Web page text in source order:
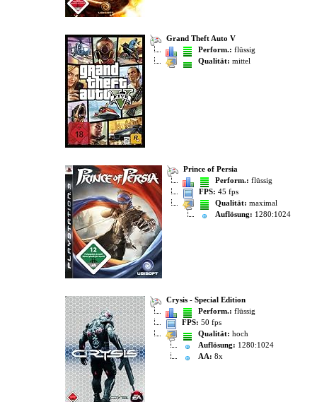
Grand Theft Auto V
Perform.: flüssig
Qualität: mittel
Prince of Persia
Perform.: flüssig
FPS: 45 fps
Qualität: maximal
Auflösung: 1280:1024
Crysis - Special Edition
Perform.: flüssig
FPS: 50 fps
Qualität: hoch
Auflösung: 1280:1024
AA: 8x